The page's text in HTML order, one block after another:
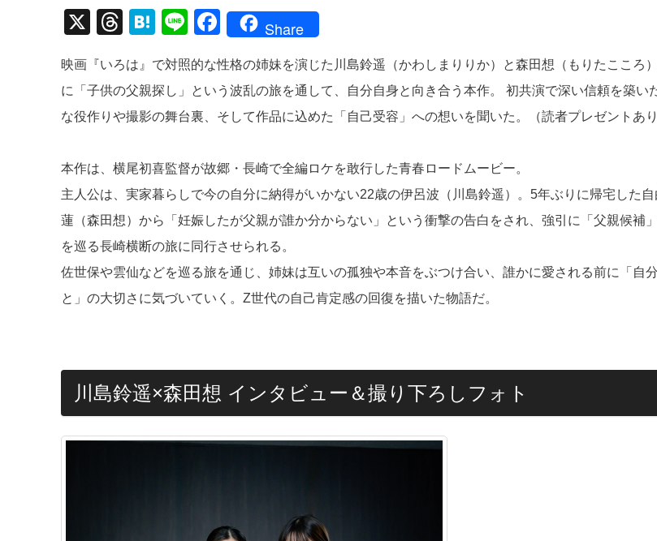
X
T
e
a
d
H
e
n
a
Li
e
F
c
e
b
o
k
Share
映画『いろは』で対照的な性格の姉妹を演じた川島鈴遥（かわしまりりか）と森田想（もりたこころ
に「子供の父親探し」という波乱の旅を通して、自分自身と向き合う本作。 初共演で深い信頼を築い
な役作りや撮影の舞台裏、そして作品に込めた「自己受容」への想いを聞いた。（読者プレゼントあり
本作は、横尾初喜監督が故郷・長崎で全編ロケを敢行した青春ロードムービー。
主人公は、実家暮らしで今の自分に納得がいかない22歳の伊呂波（川島鈴遥）。5年ぶりに帰宅した
蓮（森田想）から「妊娠したが父親が誰か分からない」という衝撃の告白をされ、強引に「父親候補
を巡る長崎横断の旅に同行させられる。
佐世保や雲仙などを巡る旅を通じ、姉妹は互いの孤独や本音をぶつけ合い、誰かに愛される前に「自
と」の大切さに気づいていく。Z世代の自己肯定感の回復を描いた物語だ。
川島鈴遥×森田想 インタビュー＆撮り下ろしフォト